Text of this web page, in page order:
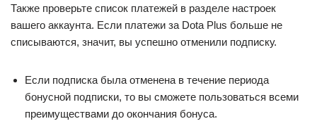
Также проверьте список платежей в разделе настроек
вашего аккаунта. Если платежи за Dota Plus больше не
списываются, значит, вы успешно отменили подписку.
Если подписка была отменена в течение периода
бонусной подписки, то вы сможете пользоваться всеми
преимуществами до окончания бонуса.